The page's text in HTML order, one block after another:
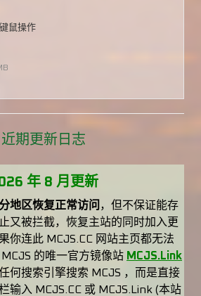
鼠操作
近期更新日志
年 8 月更新
地区恢复正常访问 ，但不保证能存
又被拦截，恢复主站的同时加入更
你连此 MCJS.CC 网站主页都无法
的唯一官方镜像站 MCJS.Link
何搜索引擎搜索 MCJS ，而是直接
输入 MCJS.CC 或 MCJS.Link (本站